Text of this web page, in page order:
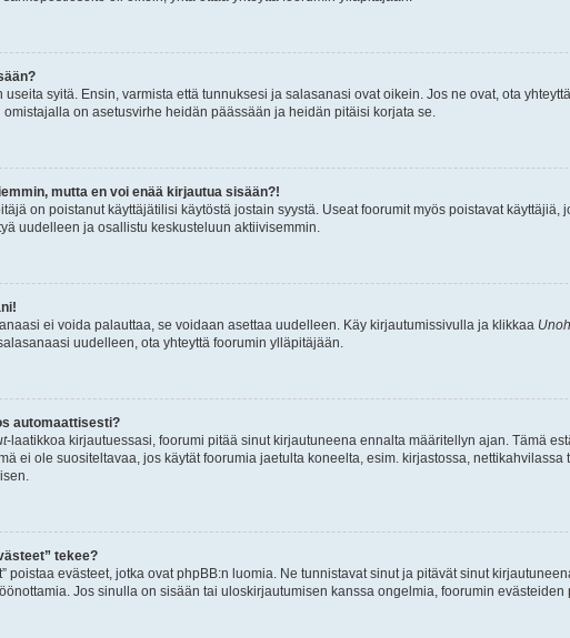
useita syitä. Ensin, varmista että tunnuksesi ja salasanasi ovat oikein. Jos ne ovat, ota
on asetusvirhe heidän päässään ja heidän pitäisi korjata se.
mutta en voi enää kirjautua sisään?!
on poistanut käyttäjätilisi käytöstä jostain syystä. Useat foorumit myös poistavat
uudelleen ja osallistu keskusteluun aktiivisemmin.
ei voida palauttaa, se voidaan asettaa uudelleen. Käy kirjautumissivulla ja klikkaa
uudelleen, ota yhteyttä foorumin ylläpitäjään.
automaattisesti?
-laatikkoa kirjautuessasi, foorumi pitää sinut kirjautuneena ennalta määritellyn ajan. Tämä
ei ole suositeltavaa, jos käytät foorumia jaetulta koneelta, esim. kirjastossa,
tekee?
poistaa evästeet, jotka ovat phpBB:n luomia. Ne tunnistavat sinut ja pitävät sinut
Jos sinulla on sisään tai uloskirjautumisen kanssa ongelmia, foorumin evästeiden